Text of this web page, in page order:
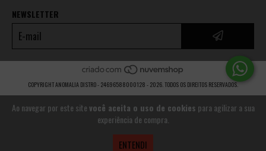
Ao navegar por este sitevocê aceita o uso de cookies para agilizar a sua
experiência de compra.
ENTENDI
NEWSLETTER
COPYRIGHT ANOMALIA DISTRO - 24696588000128 - 2026. TODOS OS DIREITOS RESERVADOS.